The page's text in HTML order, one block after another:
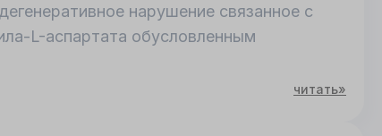
и дебютом в раннем
нарушение связанное с
L-аспартата обусловленным
читать»